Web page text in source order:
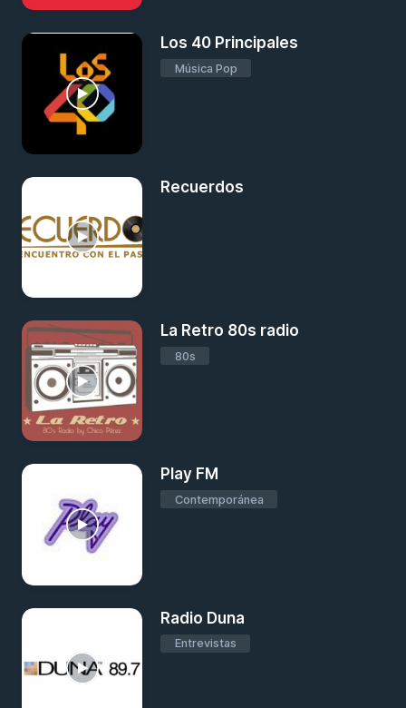
Los 40 Principales
Música Pop
Recuerdos
La Retro 80s radio
80s
Play FM
Contemporánea
Radio Duna
Entrevistas